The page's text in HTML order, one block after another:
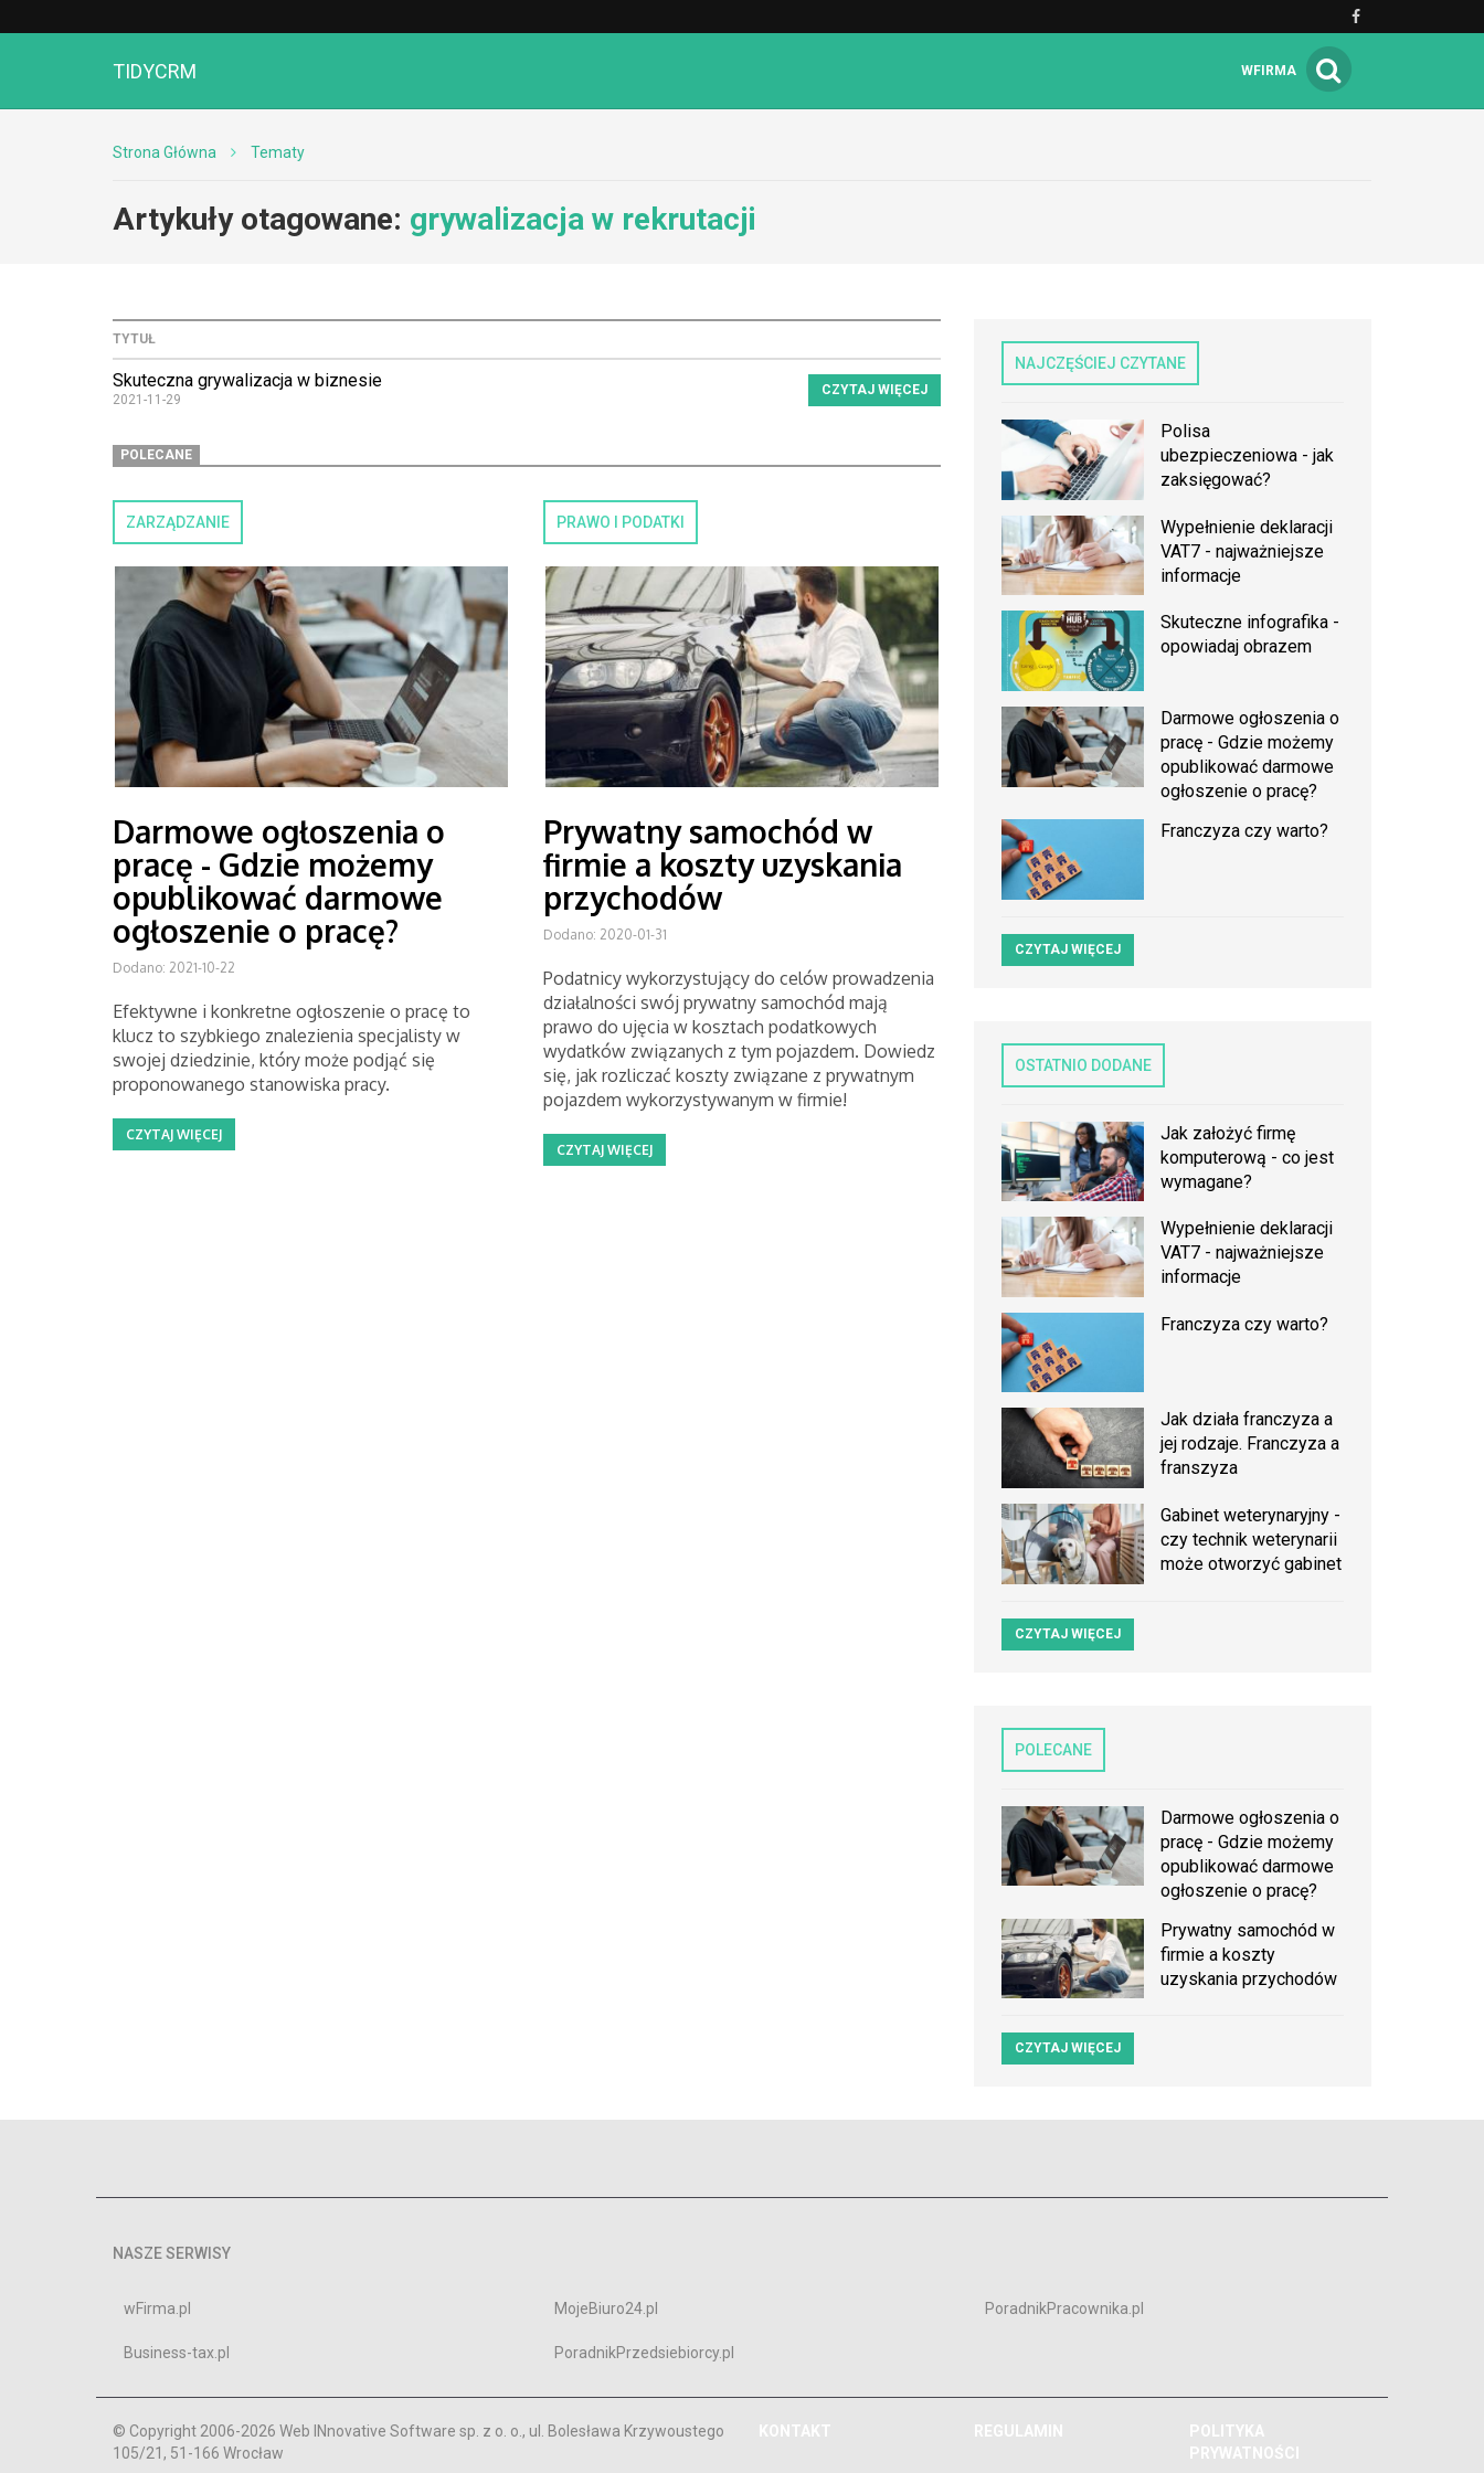
TIDYCRM WFIRMA
Strona Główna Tematy
Artykuły otagowane: grywalizacja w rekrutacji
TYTUŁ
Skuteczna grywalizacja w biznesie
2021-11-29
CZYTAJ WIĘCEJ
POLECANE
ZARZĄDZANIE
Darmowe ogłoszenia o
pracę - Gdzie możemy
opublikować darmowe
ogłoszenie o pracę?
Dodano: 2021-10-22
Efektywne i konkretne ogłoszenie o pracę to
klucz to szybkiego znalezienia specjalisty w
swojej dziedzinie, który może podjąć się
proponowanego stanowiska pracy.
CZYTAJ WIĘCEJ
PRAWO I PODATKI
Prywatny samochód w
firmie a koszty uzyskania
przychodów
Dodano: 2020-01-31
Podatnicy wykorzystujący do celów prowadzenia
działalności swój prywatny samochód mają
prawo do ujęcia w kosztach podatkowych
wydatków związanych z tym pojazdem. Dowiedz
się, jak rozliczać koszty związane z prywatnym
pojazdem wykorzystywanym w firmie!
CZYTAJ WIĘCEJ
NAJCZĘŚCIEJ CZYTANE
Polisa
ubezpieczeniowa - jak
zaksięgować?
Wypełnienie deklaracji
VAT7 - najważniejsze
informacje
Skuteczne infografika -
opowiadaj obrazem
Darmowe ogłoszenia o
pracę - Gdzie możemy
opublikować darmowe
ogłoszenie o pracę?
Franczyza czy warto?
CZYTAJ WIĘCEJ
OSTATNIO DODANE
Jak założyć firmę
komputerową - co jest
wymagane?
Wypełnienie deklaracji
VAT7 - najważniejsze
informacje
Franczyza czy warto?
Jak działa franczyza a
jej rodzaje. Franczyza a
franszyza
Gabinet weterynaryjny -
czy technik weterynarii
może otworzyć gabinet
CZYTAJ WIĘCEJ
POLECANE
Darmowe ogłoszenia o
pracę - Gdzie możemy
opublikować darmowe
ogłoszenie o pracę?
Prywatny samochód w
firmie a koszty
uzyskania przychodów
CZYTAJ WIĘCEJ
NASZE SERWISY
wFirma.pl
Business-tax.pl
MojeBiuro24.pl
PoradnikPrzedsiebiorcy.pl
PoradnikPracownika.pl
© Copyright 2006-2026 Web INnovative Software sp. z o. o., ul. Bolesława Krzywoustego
105/21, 51-166 Wrocław
KONTAKT REGULAMIN
POLITYKA
PRYWATNOŚCI